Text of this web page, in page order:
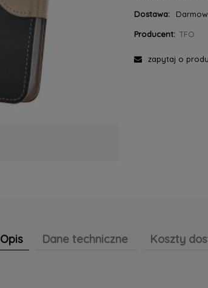
Dostawa:
Producent: TFO
zapytaj o
Opis Dane techniczne Koszty